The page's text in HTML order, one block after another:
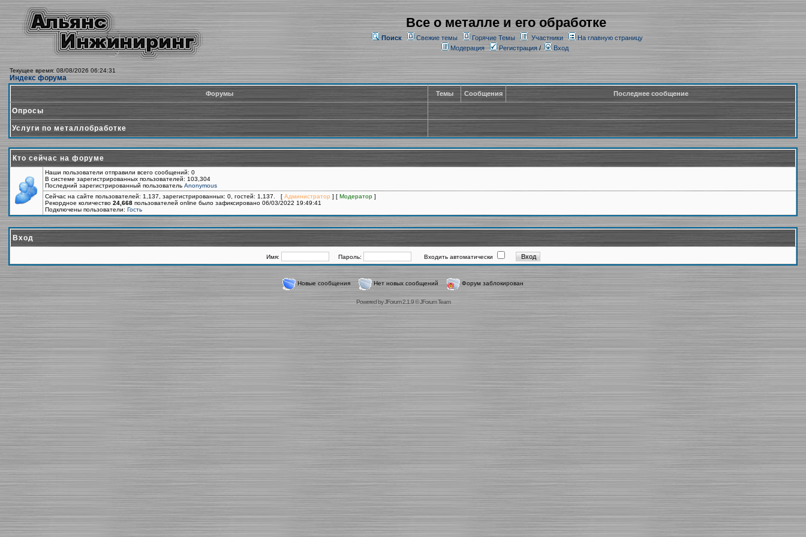
Все о металле и его обработке
Поиск Свежие темы Горячие Темы Участники
На главную страницу
Модерация
Регистрация/ Вход
Текущее время: 08/08/2026 06:24:31
Индекс форума
Форумы Темы Сообщения Последнее сообщение
Опросы
Услуги по металлобработке
Кто сейчас на форуме
Наши пользователи отправили всего сообщений: 0
В системе зарегистрированных пользователей: 103,304
Последний зарегистрированный пользователь Anonymous
Сейчас на сайте пользователей: 1,137, зарегистрированных: 0, гостей: 1,137. [ Администратор ] [ Модератор ]
Рекордное количество 24,668 пользователей online было зафиксировано 06/03/2022 19:49:41
Подключены пользователи: Гость
Вход
Имя: Пароль: Входить автоматически
Новые сообщения Нет новых сообщений Форум заблокирован
Powered byJForum 2.1.9©JForum Team